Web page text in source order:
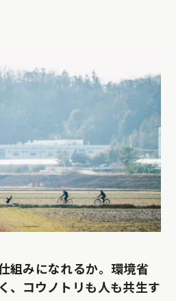
組みになれるか。環境省
、コウノトリも人も共生す